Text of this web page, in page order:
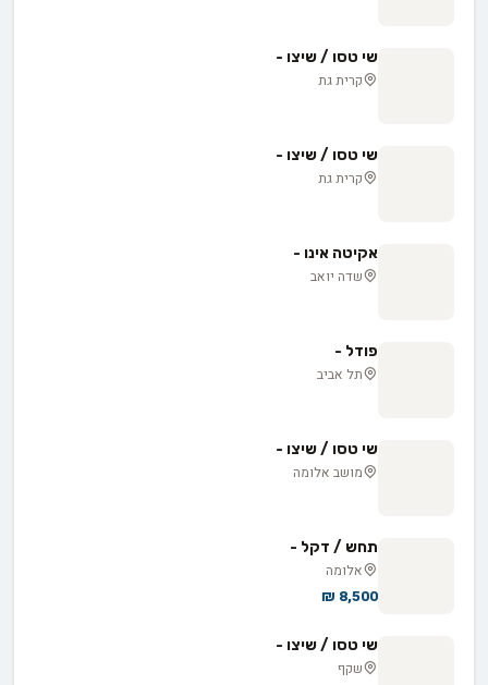
שי טסו / שיצו -
קרית גת
שי טסו / שיצו -
קרית גת
אקיטה אינו -
שדה יואב
פודל -
תל אביב
שי טסו / שיצו -
מושב אלומה
תחש / דקל -
אלומה
8,500 ₪
שי טסו / שיצו -
שקף